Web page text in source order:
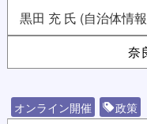
黒田 充 氏 (自治体情
奈
オンライン開催 政策